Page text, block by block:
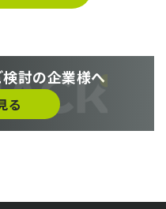
討の企業様へ
る